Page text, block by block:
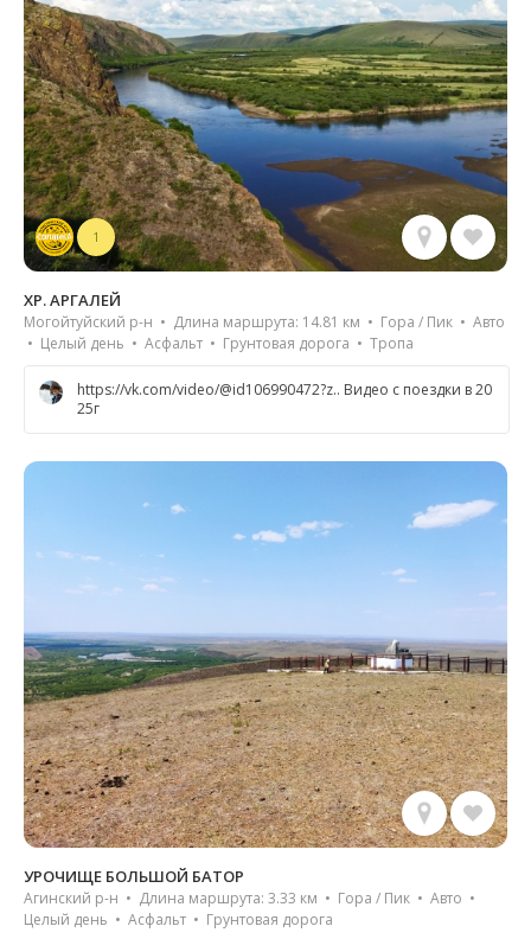
1
ХР. АРГАЛЕЙ
Могойтуйский р-н • Длина маршрута: 14.81 км • Гора / Пик • Авто
• Целый день • Асфальт • Грунтовая дорога • Тропа
https://vk.com/video/@id106990472?z.. Видео с поездки в 20
25г
УРОЧИЩЕ БОЛЬШОЙ БАТОР
Агинский р-н • Длина маршрута: 3.33 км • Гора / Пик • Авто •
Целый день • Асфальт • Грунтовая дорога